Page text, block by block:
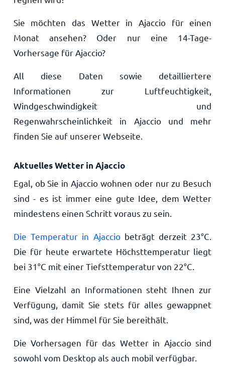
Sie möchten das Wetter in Ajaccio für einen
Monat ansehen? Oder nur eine 14-Tage-
Vorhersage für Ajaccio?
All diese Daten sowie detailliertere
Informationen zur Luftfeuchtigkeit,
Windgeschwindigkeit und
Regenwahrscheinlichkeit in Ajaccio und mehr
finden Sie auf unserer Webseite.
Aktuelles Wetter in Ajaccio
Egal, ob Sie in Ajaccio wohnen oder nur zu Besuch
sind - es ist immer eine gute Idee, dem Wetter
mindestens einen Schritt voraus zu sein.
Die Temperatur in Ajacciobeträgt derzeit 23°C
Die für heute erwartete Höchsttemperatur liegt
bei 31°C mit einer Tiefsttemperatur von 22°C
Eine Vielzahl an Informationen steht Ihnen zur
Verfügung, damit Sie stets für alles gewappnet
sind, was der Himmel für Sie bereithält.
Die Vorhersagen für das Wetter in Ajaccio sind
sowohl vom Desktop als auch mobil verfügbar.